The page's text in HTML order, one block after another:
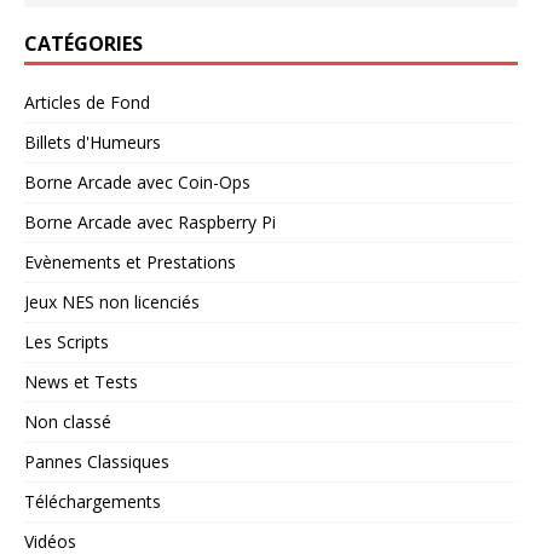
CATÉGORIES
Articles de Fond
Billets d'Humeurs
Borne Arcade avec Coin-Ops
Borne Arcade avec Raspberry Pi
Evènements et Prestations
Jeux NES non licenciés
Les Scripts
News et Tests
Non classé
Pannes Classiques
Téléchargements
Vidéos